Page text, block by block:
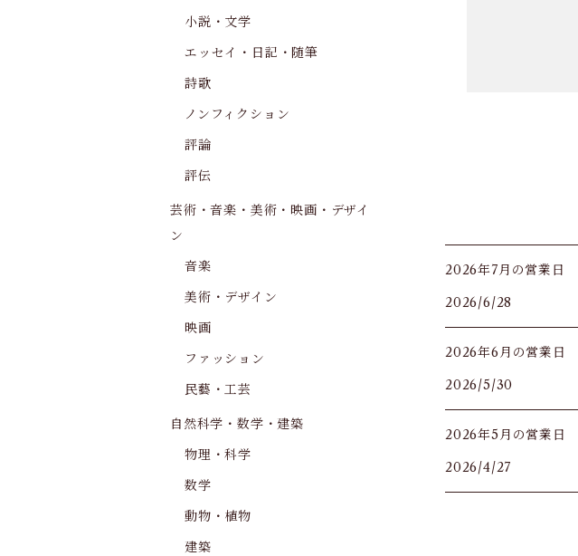
2026年7月の営業日
2026/6/28
2026年6月の営業日
2026/5/30
2026年5月の営業日
2026/4/27
小説・文学
エッセイ・日記・随筆
詩歌
ノンフィクション
評論
評伝
芸術・音楽・美術・映画・デザイ
ン
音楽
美術・デザイン
映画
ファッション
民藝・工芸
自然科学・数学・建築
物理・科学
数学
動物・植物
建築